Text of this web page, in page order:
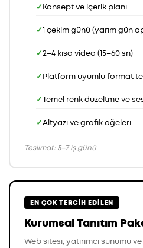
Konsept ve içerik planı
1 çekim günü (yarım gün
2–4 kısa video (15–60 sn)
Platform uyumlu format
Temel renk düzeltme ve
Altyazı ve grafik öğeleri
Teslimat: 5–7 iş günü
EN ÇOK TERCIH EDILEN
Kurumsal Tanıtım
Web sitesi, yatırımcı sunumu